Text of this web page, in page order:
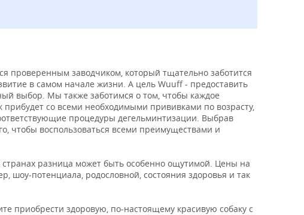
проверенным заводчиком, который тщательно заботится
в самом начале жизни. А цель Wuuff - предоставить
выбор. Мы также заботимся о том, чтобы каждое
со всеми необходимыми прививками по возрасту,
процедуры дегельминтизации. Выбрав
чтобы воспользоваться всеми преимуществами и
разница может быть особенно ощутимой. Цены на
шоу-потенциала, родословной, состояния здоровья и так
приобрести здоровую, по-настоящему красивую собаку с